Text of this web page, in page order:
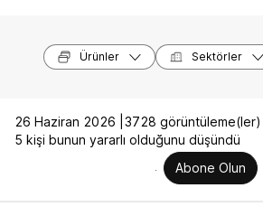
Ürünler Sektörler
26 Haziran 2026 | 3728 görüntüleme(ler) |
5 kişi bunun yararlı olduğunu düşündü
Abone Olun